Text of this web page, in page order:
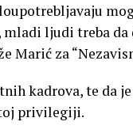
ljudi treba
Marić za
kadrova, te da
toj privilegiji.